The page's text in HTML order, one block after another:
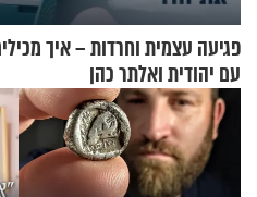
פגיעה עצמית וחרדות – איך
עם יהודית ואלתר כהן